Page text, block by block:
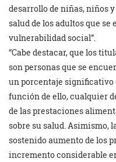
desarrollo de niñas, niños
salud de los adultos que
vulnerabilidad social”.
“Cabe destacar, que los
son personas que se
un porcentaje
función de ello, cualquier
de las prestaciones
sobre su salud. Asimismo,
sostenido aumento de los
incremento considerable